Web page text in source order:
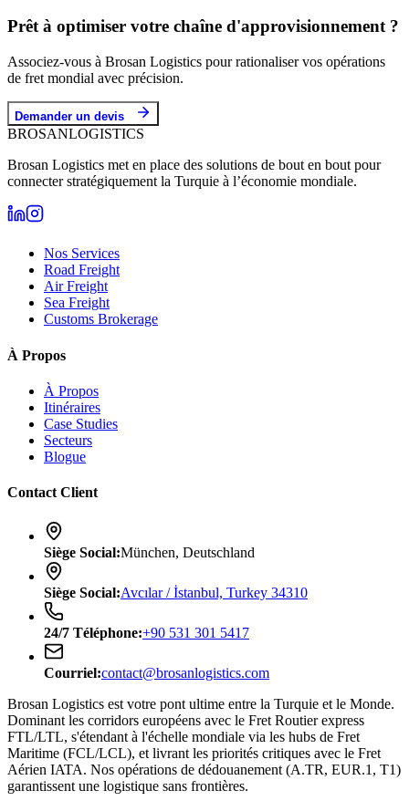
Prêt à optimiser votre chaîne d'approvisionnement ?
Associez-vous à Brosan Logistics pour rationaliser vos opérations
de fret mondial avec précision.
Demander un devis
BROSANLOGISTICS
Brosan Logistics met en place des solutions de bout en bout pour
connecter stratégiquement la Turquie à l’économie mondiale.
Nos Services
Road Freight
Air Freight
Sea Freight
Customs Brokerage
À Propos
À Propos
Itinéraires
Case Studies
Secteurs
Blogue
Contact Client
Siège Social:München, Deutschland
Siège Social:Avcılar / İstanbul, Turkey 34310
24/7 Téléphone:+90 531 301 5417
Courriel:contact@brosanlogistics.com
Brosan Logistics est votre pont ultime entre la Turquie et le Monde.
Dominant les corridors européens avec le Fret Routier express
FTL/LTL, s'étendant à l'échelle mondiale via les hubs de Fret
Maritime (FCL/LCL), et livrant les priorités critiques avec le Fret
Aérien IATA. Nos opérations de dédouanement (A.TR, EUR.1, T1)
garantissent une logistique sans frontières.